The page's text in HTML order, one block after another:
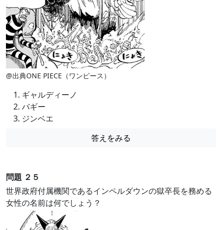
@出典ONE PIECE（ワンピース）
ギャルディーノ
バギー
ジンベエ
答えをみる
問題 ２５
世界政府付属機関であるインペルダウンの獄卒長を務める
女性の名前は何でしょう？